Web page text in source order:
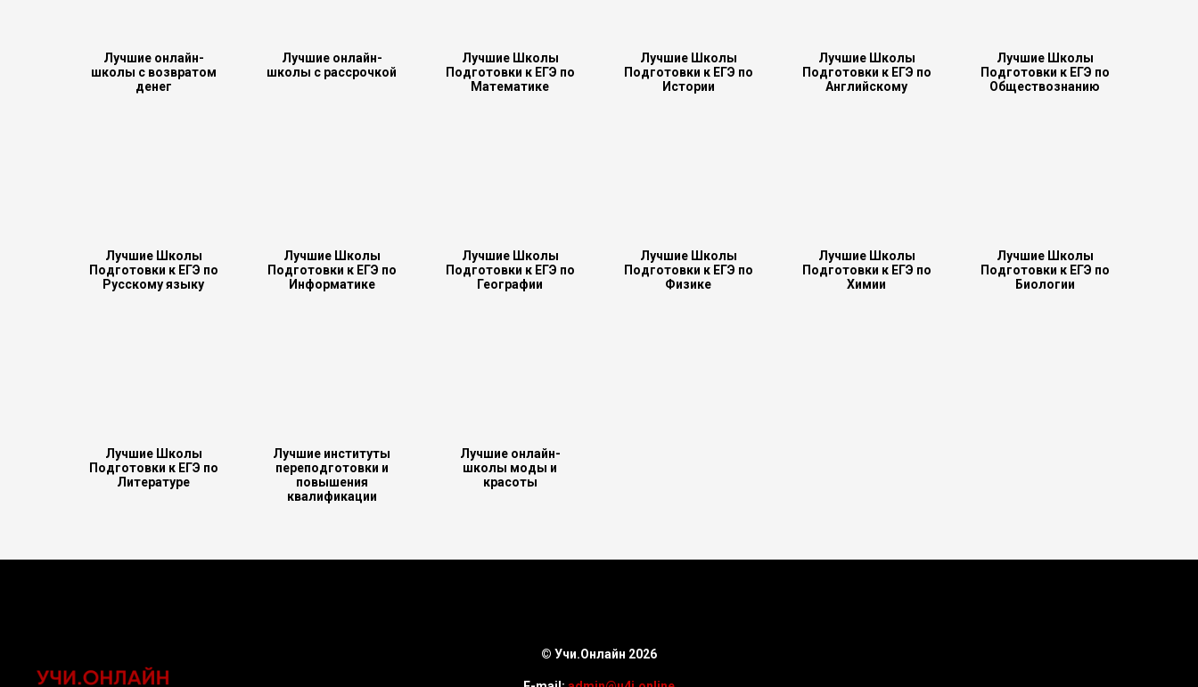
Лучшие онлайн-
школы с возвратом
денег
Лучшие онлайн-
школы с рассрочкой
Лучшие Школы
Подготовки к ЕГЭ по
Математике
Лучшие Школы
Подготовки к ЕГЭ по
Истории
Лучшие Школы
Подготовки к ЕГЭ по
Английскому
Лучшие Школы
Подготовки к ЕГЭ по
Обществознанию
Лучшие Школы
Подготовки к ЕГЭ по
Русскому языку
Лучшие Школы
Подготовки к ЕГЭ по
Информатике
Лучшие Школы
Подготовки к ЕГЭ по
Географии
Лучшие Школы
Подготовки к ЕГЭ по
Физике
Лучшие Школы
Подготовки к ЕГЭ по
Химии
Лучшие Школы
Подготовки к ЕГЭ по
Биологии
Лучшие Школы
Подготовки к ЕГЭ по
Литературе
Лучшие институты
переподготовки и
повышения
квалификации
Лучшие онлайн-
школы моды и
красоты
© Учи.Онлайн 2026